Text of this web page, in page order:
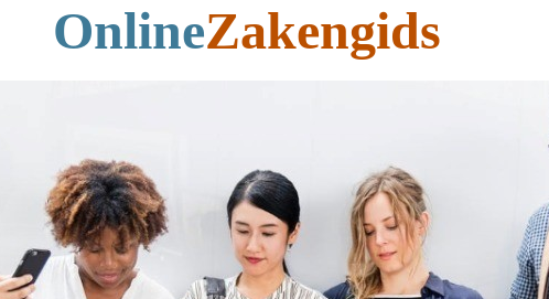
OnlineZakengids